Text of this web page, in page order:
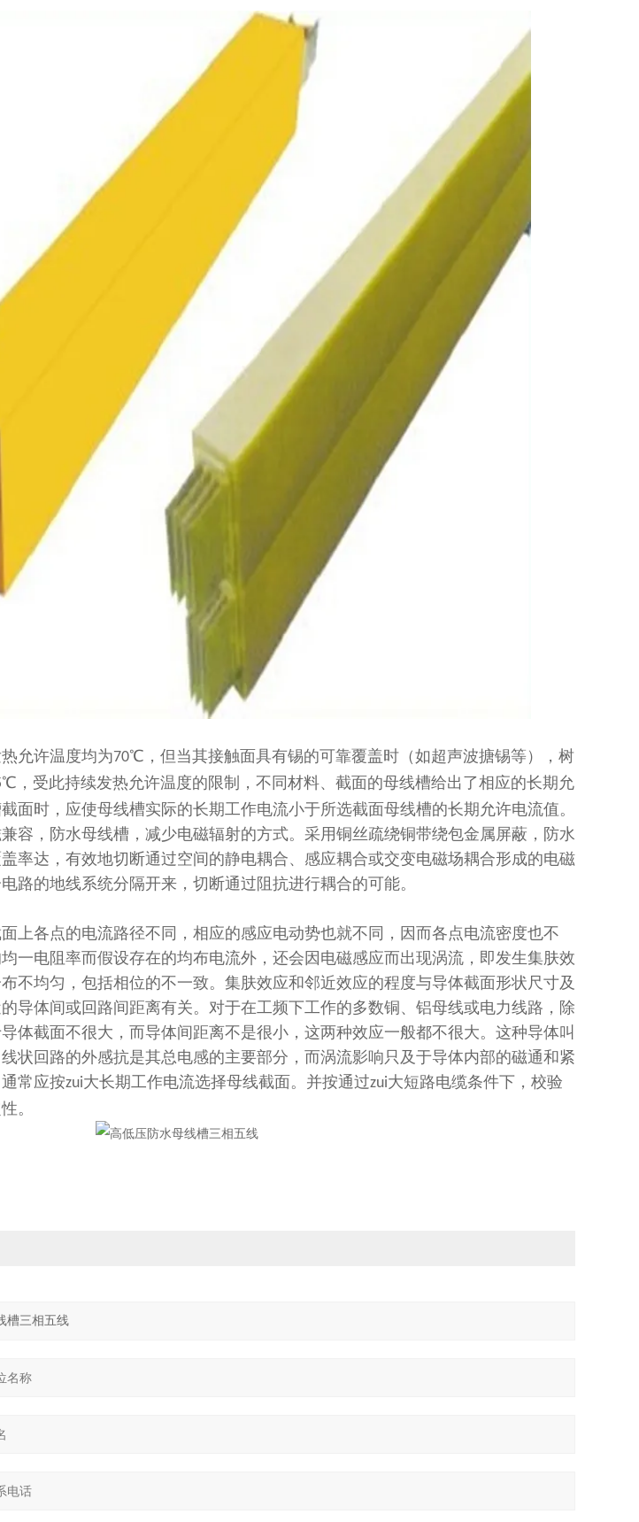
允许温度均为70℃，但当其接触面具有锡的可靠覆盖时（如超声波搪锡等），树
℃，受此持续发热允许温度的限制，不同材料、截面的母线槽给出了相应的长期允
面时，应使母线槽实际的长期工作电流小于所选截面母线槽的长期允许电流值。
容，防水母线槽，减少电磁辐射的方式。采用铜丝疏绕铜带绕包金属屏蔽，防水
率达，有效地切断通过空间的静电耦合、感应耦合或交变电磁场耦合形成的电磁
路的地线系统分隔开来，切断通过阻抗进行耦合的可能。
上各点的电流路径不同，相应的感应电动势也就不同，因而各点电流密度也不
一电阻率而假设存在的均布电流外，还会因电磁感应而出现涡流，即发生集肤效
不均匀，包括相位的不一致。集肤效应和邻近效应的程度与导体截面形状尺寸及
导体间或回路间距离有关。对于在工频下工作的多数铜、铝母线或电力线路，除
体截面不很大，而导体间距离不是很小，这两种效应一般都不很大。这种导体叫
状回路的外感抗是其总电感的主要部分，而涡流影响只及于导体内部的磁通和紧
常应按zui大长期工作电流选择母线截面。并按通过zui大短路电缆条件下，校验
。